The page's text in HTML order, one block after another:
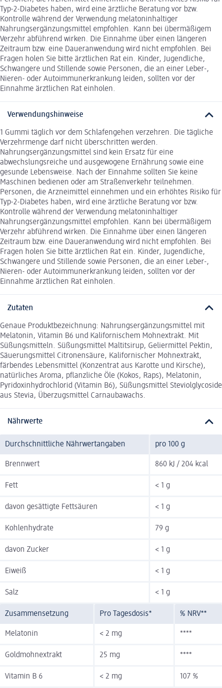
Typ-2-Diabetes haben, wird eine ärztliche Beratung vor bzw.
Kontrolle während der Verwendung melatoninhaltiger
Nahrungsergänzungsmittel empfohlen. Kann bei übermäßigem
Verzehr abführend wirken. Die Einnahme über einen längeren
Zeitraum bzw. eine Daueranwendung wird nicht empfohlen. Bei
Fragen holen Sie bitte ärztlichen Rat ein. Kinder, Jugendliche,
Schwangere und Stillende sowie Personen, die an einer Leber-,
Nieren- oder Autoimmunerkrankung leiden, sollten vor der
Einnahme ärztlichen Rat einholen.
Verwendungshinweise
1 Gummi täglich vor dem Schlafengehen verzehren. Die tägliche
Verzehrmenge darf nicht überschritten werden.
Nahrungsergänzungsmittel sind kein Ersatz für eine
abwechslungsreiche und ausgewogene Ernährung sowie eine
gesunde Lebensweise. Nach der Einnahme sollten Sie keine
Maschinen bedienen oder am Straßenverkehr teilnehmen.
Personen, die Arzneimittel einnehmen und ein erhöhtes Risiko für
Typ-2-Diabetes haben, wird eine ärztliche Beratung vor bzw.
Kontrolle während der Verwendung melatoninhaltiger
Nahrungsergänzungsmittel empfohlen. Kann bei übermäßigem
Verzehr abführend wirken. Die Einnahme über einen längeren
Zeitraum bzw. eine Daueranwendung wird nicht empfohlen. Bei
Fragen holen Sie bitte ärztlichen Rat ein. Kinder, Jugendliche,
Schwangere und Stillende sowie Personen, die an einer Leber-,
Nieren- oder Autoimmunerkrankung leiden, sollten vor der
Einnahme ärztlichen Rat einholen.
Zutaten
Genaue Produktbezeichnung: Nahrungsergänzungsmittel mit
Melatonin, Vitamin B6 und Kalifornischem Mohnextrakt. Mit
Süßungsmitteln. Süßungsmittel Maltitsirup, Geliermittel Pektin,
Säuerungsmittel Citronensäure, Kalifornischer Mohnextrakt,
färbendes Lebensmittel (Konzentrat aus Karotte und Kirsche),
natürliches Aroma, pflanzliche Öle (Kokos, Raps), Melatonin,
Pyridoxinhydrochlorid (Vitamin B6), Süßungsmittel Steviolglycoside
aus Stevia, Überzugsmittel Carnaubawachs.
Nährwerte
Durchschnittliche Nährwertangaben pro 100 g
Brennwert 860 kJ / 204 kcal
Fett < 1 g
davon gesättigte Fettsäuren < 1 g
Kohlenhydrate 79 g
davon Zucker < 1 g
Eiweiß < 1 g
Salz < 1 g
Zusammensetzung Pro Tagesdosis* % NRV**
Melatonin < 2 mg ****
Goldmohnextrakt 25 mg ****
Vitamin B 6 < 2 mg 107 %